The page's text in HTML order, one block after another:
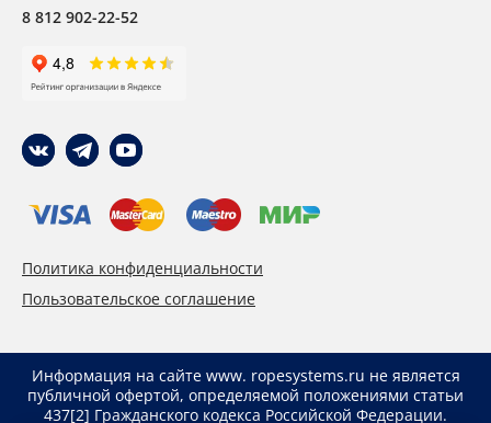
8 812 902-22-52
Политика конфиденциальности
Пользовательское соглашение
Информация на сайте www. ropesystems.ru не является
публичной офертой, определяемой положениями статьи
437[2] Гражданского кодекса Российской Федерации.